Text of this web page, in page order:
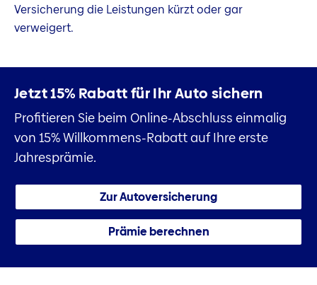
Versicherung die Leistungen kürzt oder gar
verweigert.
Jetzt 15% Rabattfür Ihr Auto sichern
Profitieren Sie beim Online-Abschluss einmalig
von 15% Willkommens-Rabatt auf Ihre erste
Jahresprämie.
Zur Autoversicherung
Prämie berechnen